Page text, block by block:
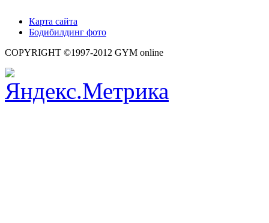
Карта сайта
Бодибилдинг фото
COPYRIGHT ©1997-2012 GYM online